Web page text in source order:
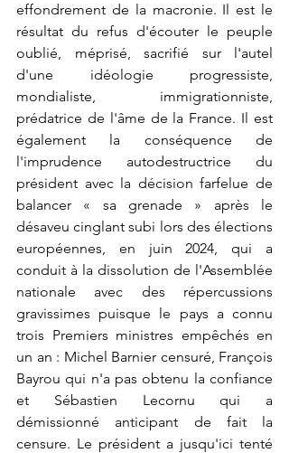
effondrement de la macronie. Il est le
résultat du refus d'écouter le peuple
oublié, méprisé, sacrifié sur l'autel
d'une idéologie progressiste,
mondialiste, immigrationniste,
prédatrice de l'âme de la France. Il est
également la conséquence de
l'imprudence autodestructrice du
président avec la décision farfelue de
balancer « sa grenade » après le
désaveu cinglant subi lors des élections
européennes, en juin 2024, qui a
conduit à la dissolution de l'Assemblée
nationale avec des répercussions
gravissimes puisque le pays a connu
trois Premiers ministres empêchés en
un an : Michel Barnier censuré, François
Bayrou qui n'a pas obtenu la confiance
et Sébastien Lecornu qui a
démissionné anticipant de fait la
censure. Le président a jusqu'ici tenté